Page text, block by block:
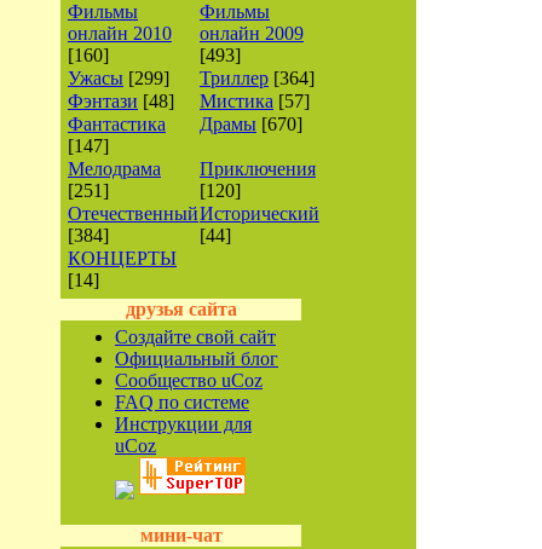
Фильмы
онлайн 2010
[160]
Фильмы
онлайн 2009
[493]
Ужасы [299] Триллер [364]
Фэнтази [48] Мистика [57]
Фантастика
[147]
Драмы [670]
Мелодрама
[251]
Приключения
[120]
Отечественный
[384]
Исторический
[44]
КОНЦЕРТЫ
[14]
друзья сайта
Создайте свой сайт
Официальный блог
Сообщество uCoz
FAQ по системе
Инструкции для
uCoz
мини-чат